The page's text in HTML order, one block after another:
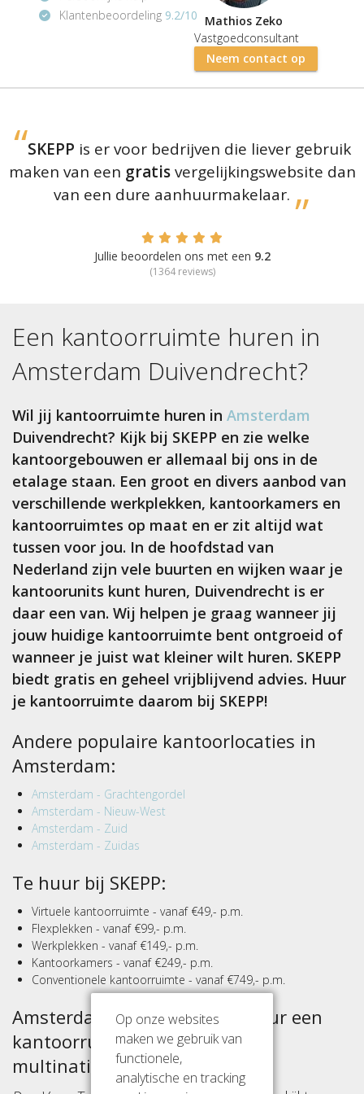
Klantenbeoordeling 9.2/10 Mathios Zeko
Vastgoedconsultant
Neem contact op
SKEPP is er voor bedrijven die liever gebruik
maken van een gratisvergelijkingswebsite dan
van een dure aanhuurmakelaar.
Jullie beoordelen ons met een 9.2
(1364reviews)
Een kantoorruimte huren in
Amsterdam Duivendrecht?
Wil jij kantoorruimte huren in Amsterdam
Duivendrecht? Kijk bij SKEPP en zie welke
kantoorgebouwen er allemaal bij ons in de
etalage staan. Een groot en divers aanbod van
verschillende werkplekken, kantoorkamers en
kantoorruimtes op maat en er zit altijd wat
tussen voor jou. In de hoofdstad van
Nederland zijn vele buurten en wijken waar je
kantoorunits kunt huren, Duivendrecht is er
daar een van. Wij helpen je graag wanneer jij
jouw huidige kantoorruimte bent ontgroeid of
wanneer je juist wat kleiner wilt huren. SKEPP
biedt gratis en geheel vrijblijvend advies. Huur
je kantoorruimte daarom bij SKEPP!
Andere populaire kantoorlocaties in
Amsterdam:
Amsterdam - Grachtengordel
Amsterdam - Nieuw-West
Amsterdam - Zuid
Amsterdam - Zuidas
Te huur bij SKEPP:
Virtuele kantoorruimte - vanaf €49,- p.m.
Flexplekken - vanaf €99,- p.m.
Werkplekken - vanaf €149,- p.m.
Kantoorkamers - vanaf €249,- p.m.
Conventionele kantoorruimte - vanaf €749,- p.m.
Amsterdam Duivendrecht - Huur een
kantoorruimte tussen andere
multinationals
Op onze websites
maken we gebruik van
functionele,
analytische en tracking